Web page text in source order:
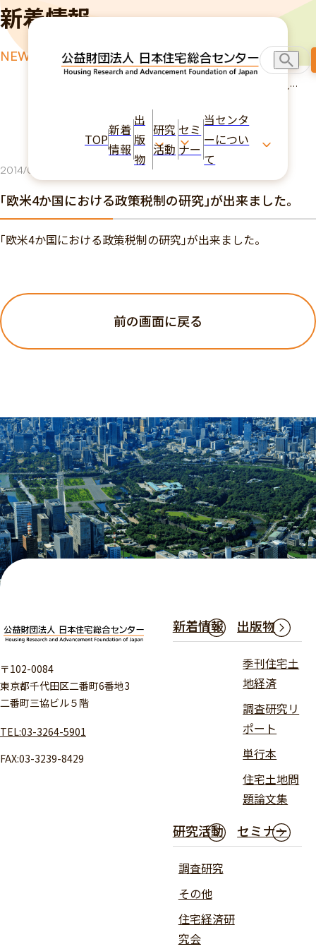
TOP
新着
情報
出
版
物
研究
活動
セミ
ナー
当センタ
ーについ
て
新着情報
NEWS
｢欧米4か国における政策税制の研究｣が出来まし
2014/03/07
｢欧米4か国における政策税制の研究｣が出来ました。
｢欧米4か国における政策税制の研究｣が出来ました。
前の画面に戻る
〒102-0084
東京都千代田区二番町6番地3
二番町三協ビル５階
TEL:03-3264-5901
FAX:03-3239-8429
新着情報 出版物
季刊住宅土
地経済
調査研究リ
ポート
単行本
住宅土地問
題論文集
研究活動
調査研究
その他
住宅経済研
究会
セミナー